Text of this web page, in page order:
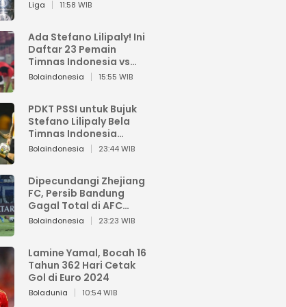
Liga 11:58 WIB
Ada Stefano Lilipaly! Ini
Daftar 23 Pemain
Timnas Indonesia vs
China
Bolaindonesia 15:55 WIB
PDKT PSSI untuk Bujuk
Stefano Lilipaly Bela
Timnas Indonesia
Berakhir Berantakan
Bolaindonesia 23:44 WIB
Dipecundangi Zhejiang
FC, Persib Bandung
Gagal Total di AFC
Champions League Two
Bolaindonesia 23:23 WIB
Lamine Yamal, Bocah 16
Tahun 362 Hari Cetak
Gol di Euro 2024
Boladunia 10:54 WIB